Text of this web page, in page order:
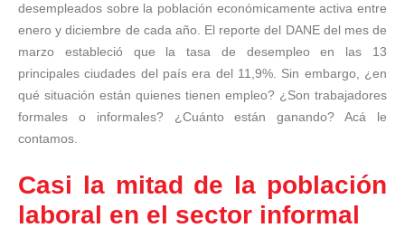
desempleados sobre la población económicamente activa entre
enero y diciembre de cada año. El reporte del DANE del mes de
marzo estableció que la tasa de desempleo en las 13
principales ciudades del país era del 11,9%. Sin embargo, ¿en
qué situación están quienes tienen empleo? ¿Son trabajadores
formales o informales? ¿Cuánto están ganando? Acá le
contamos.
Casi la mitad de la población
laboral en el sector informal